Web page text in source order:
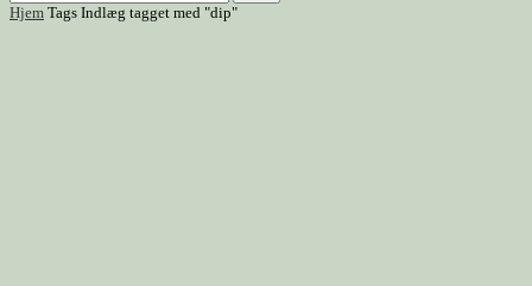
Hjem Tags Indlæg tagget med "dip"